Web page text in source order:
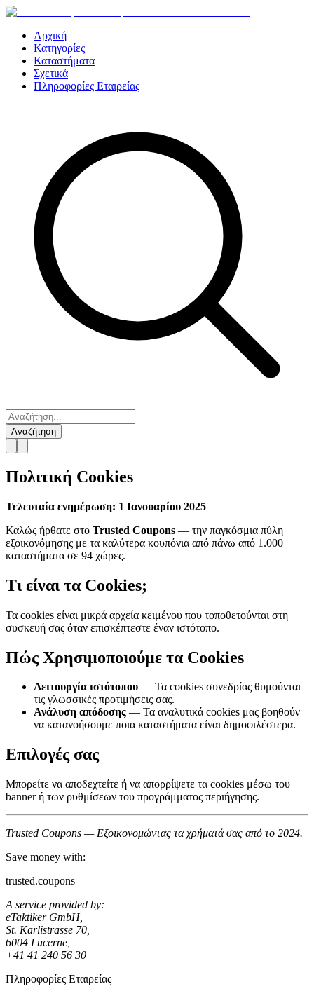
Αρχική
Κατηγορίες
Καταστήματα
Σχετικά
Πληροφορίες Εταιρείας
Αναζήτηση
Πολιτική Cookies
Τελευταία ενημέρωση: 1 Ιανουαρίου 2025
Καλώς ήρθατε στο Trusted Coupons — την παγκόσμια πύλη
εξοικονόμησης με τα καλύτερα κουπόνια από πάνω από 1.000
καταστήματα σε 94 χώρες.
Τι είναι τα Cookies;
Τα cookies είναι μικρά αρχεία κειμένου που τοποθετούνται στη
συσκευή σας όταν επισκέπτεστε έναν ιστότοπο.
Πώς Χρησιμοποιούμε τα Cookies
Λειτουργία ιστότοπου — Τα cookies συνεδρίας θυμούνται
τις γλωσσικές προτιμήσεις σας.
Ανάλυση απόδοσης — Τα αναλυτικά cookies μας βοηθούν
να κατανοήσουμε ποια καταστήματα είναι δημοφιλέστερα.
Επιλογές σας
Μπορείτε να αποδεχτείτε ή να απορρίψετε τα cookies μέσω του
banner ή των ρυθμίσεων του προγράμματος περιήγησης.
Trusted Coupons — Εξοικονομώντας τα χρήματά σας από το 2024.
Save money with:
trusted.coupons
A service provided by:
eTaktiker GmbH,
St. Karlistrasse 70,
6004 Lucerne,
+41 41 240 56 30
Πληροφορίες Εταιρείας